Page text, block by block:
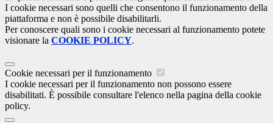
I cookie necessari sono quelli che consentono il funzionamento della
piattaforma e non è possibile disabilitarli.
Per conoscere quali sono i cookie necessari al funzionamento potete
visionare la COOKIE POLICY.
Cookie necessari per il funzionamento
I cookie necessari per il funzionamento non possono essere
disabilitati. È possibile consultare l'elenco nella pagina della cookie
policy.